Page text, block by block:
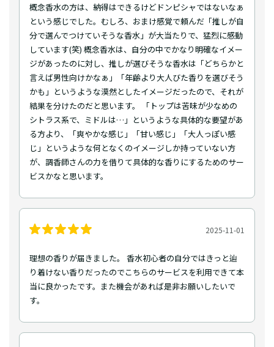
概念香水の方は、納得はできるけどドンピシャではないなぁ
という感じでした。むしろ、おまけ感覚で頼んだ「推しが自
分で選んでつけていそうな香水」が大当たりで、猛烈に感動
しています(笑) 概念香水は、自分の中でかなり明確なイメー
ジがあったのに対し、推しが選びそうな香水は「どちらかと
言えば男性向けかなぁ」「年齢より大人びた香りを選びそう
かも」というような漠然としたイメージだったので、それが
結果を分けたのだと思います。 「トップは苦味が少なめの
シトラス系で、ミドルは…」というような具体的な要望があ
る方より、「爽やかな感じ」「甘い感じ」「大人っぽい感
じ」というような何となくのイメージしか持っていない方
が、調香師さんの力を借りて具体的な香りにするためのサー
ビスかなと思います。
2025-11-01
理想の香りが届きました。 香水初心者の自分ではきっと辿
り着けない香りだったのでこちらのサービスを利用できて本
当に良かったです。また機会があれば是非お願いしたいで
す。